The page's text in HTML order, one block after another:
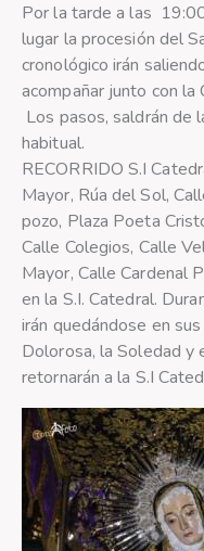
Por la tarde a las
lugar la procesión del
cronológico irán
acompañar junto con la
Los pasos, saldrán de
habitual.
RECORRIDO S.I
Mayor, Rúa del Sol,
pozo, Plaza Poeta
Calle Colegios, Calle
Mayor, Calle Cardenal
en la S.I. Catedral.
irán quedándose en
Dolorosa, la Soledad y
retornarán a la S.I